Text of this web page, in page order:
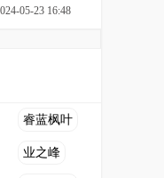
05-23 16:48
睿蓝枫叶
业之峰